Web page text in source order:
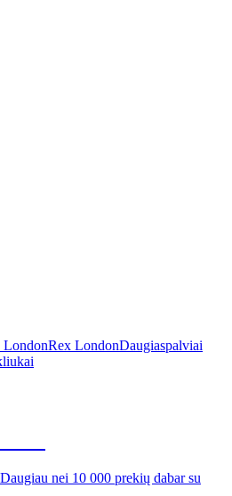
LondonRex LondonDaugiaspalviai
nei 10 000 prekių dabar su